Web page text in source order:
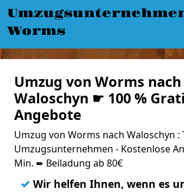
Worms
Umzug von Worms nach
Waloschyn ☛ 100 %
Angebote
Umzug von Worms nach Waloschyn :
Umzugsunternehmen - Kostenlose
Min. ➨ Beiladung ab 80€
✓ Wir helfen Ihnen, wenn es